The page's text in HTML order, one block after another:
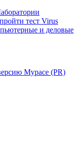
тест Virus
и деловые
Mypace (PR)